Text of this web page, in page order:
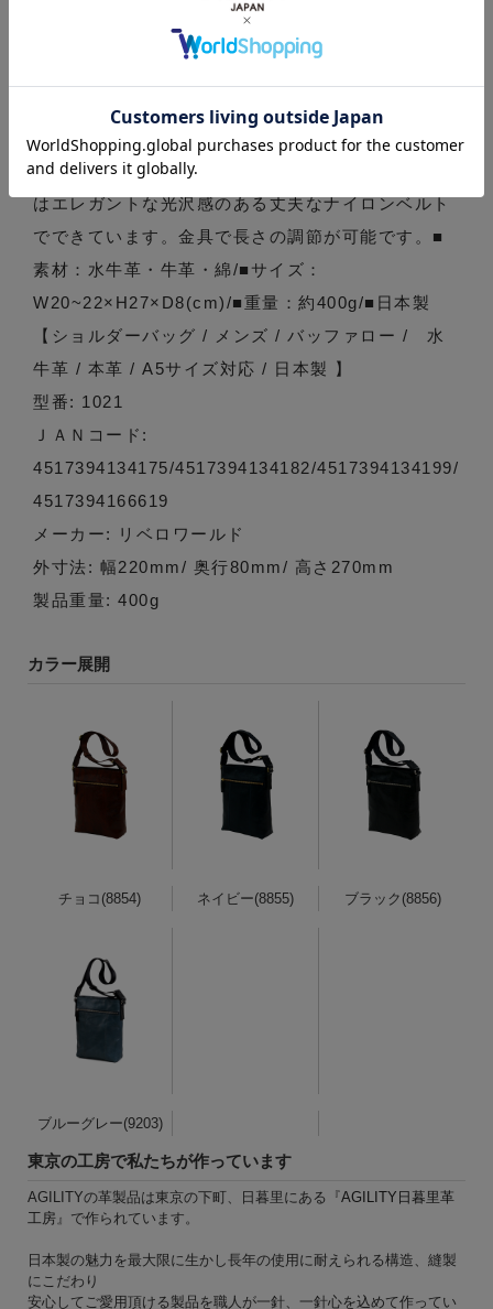
500mlのボトルや長財布が縦にすっぽり収まりま
す。インナー背面側にはファスナーポケットがつい
トが2つ付いており、キーケースやカードケースな
ど小物を入れておくのに便利です。ショルダー部分
はエレガントな光沢感のある丈夫なナイロンベルト
でできています。金具で長さの調節が可能です。■
素材：水牛革・牛革・綿/■サイズ：
W20~22×H27×D8(cm)/■重量：約400g/■日本製
【ショルダーバッグ / メンズ / バッファロー / 水
牛革 / 本革 / A5サイズ対応 / 日本製 】
型番: 1021
ＪＡＮコード:
4517394134175/4517394134182/4517394134199/
4517394166619
メーカー: リベロワールド
外寸法: 幅220mm/ 奥行80mm/ 高さ270mm
製品重量: 400g
カラー展開
チョコ(8854) ネイビー(8855) ブラック(8856)
ブルーグレー(9203)
東京の工房で私たちが作っています
AGILITYの革製品は東京の下町、日暮里にある『AGILITY日暮里革
工房』で作られています。
日本製の魅力を最大限に生かし長年の使用に耐えられる構造、縫製
にこだわり
安心してご愛用頂ける製品を職人が一針、一針心を込めて作ってい